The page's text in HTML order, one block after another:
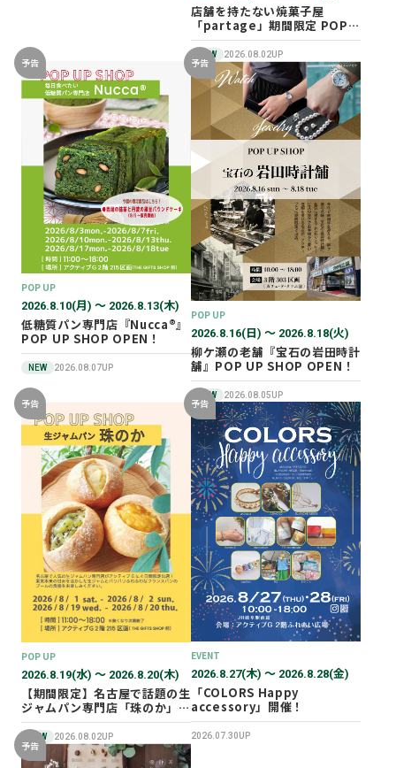
店舗を持たない焼菓子屋
「partage」期間限定 POP
UP SHOP オープン！
NEW 2026.08.02UP
予告
POP UP
2026.8.10(月) 〜 2026.8.13(木)
低糖質パン専門店『Nucca®』
POP UP SHOP OPEN！
NEW 2026.08.07UP
予告
POP UP
2026.8.16(日) 〜 2026.8.18(火)
柳ケ瀬の老舗『宝石の岩田時計
舗』POP UP SHOP OPEN！
NEW 2026.08.05UP
予告
POP UP
2026.8.19(水) 〜 2026.8.20(木)
【期間限定】名古屋で話題の生
ジャムパン専門店「珠のか」
POP UP SHOP
NEW 2026.08.02UP
予告
EVENT
2026.8.27(木) 〜 2026.8.28(金)
「COLORS Happy
accessory」開催！
2026.07.30UP
予告